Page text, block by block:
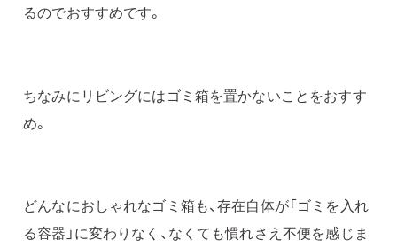
るのでおすすめです。
ちなみにリビングにはゴミ箱を置かないことをおすす
め。
どんなにおしゃれなゴミ箱も、存在自体が「ゴミを入れ
る容器」に変わりなく、なくても慣れさえ不便を感じま